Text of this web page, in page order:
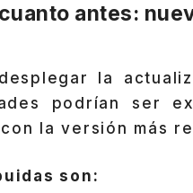
antes:
la
podrían ser
la versión más
son: